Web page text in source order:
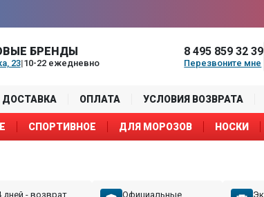
БРЕНДЫ
23|10-22 ежедневно
8 495 859 32 39
Перезвоните мне
ДОСТАВКА ОПЛАТА УСЛОВИЯ ВОЗВРАТА
СПОРТИВНОЕ ДЛЯ МОРОЗОВ НОСКИ
дней - возврат
Официальные